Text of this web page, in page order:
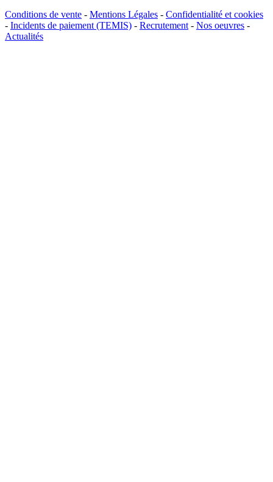
Conditions de vente - Mentions Légales - Confidentialité et cookies
- Incidents de paiement (TEMIS) - Recrutement- Nos oeuvres -
Actualités